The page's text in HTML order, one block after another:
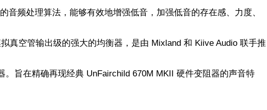
音频处理算法，能够有效地增强低音，加强低音的存在感、力度、
真空管输出级的强大的均衡器，是由 Mixland 和 Kiive Audio 联手推
。旨在精确再现经典 UnFairchild 670M MKII 硬件变阻器的声音特